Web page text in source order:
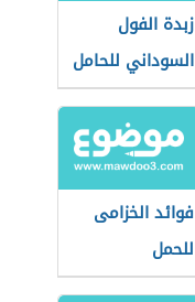
زبدة الفول
السوداني للحامل
فوائد الخزامى
للحمل